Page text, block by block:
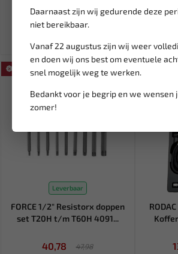
Daarnaast zijn wij gedurende deze
niet bereikbaar.
Vanaf 22 augustus zijn wij weer
en doen wij ons best om eventuele
snel mogelijk weg te werken.
Bedankt voor je begrip en we wensen
zomer!
3.661,46
4.307,60
Ex. btw: € 3.026,00
Leverbaar
FORCE 1/2" Resistorx doppen
set T20H t/m T60H 4091...
40,78
47,98